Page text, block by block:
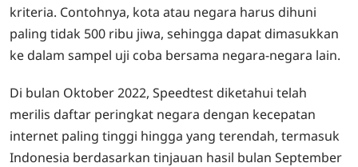
kriteria. Contohnya, kota atau negara harus dihuni
paling tidak 500 ribu jiwa, sehingga dapat dimasukkan
ke dalam sampel uji coba bersama negara-negara lain.
Di bulan Oktober 2022, Speedtest diketahui telah
merilis daftar peringkat negara dengan kecepatan
internet paling tinggi hingga yang terendah, termasuk
Indonesia berdasarkan tinjauan hasil bulan September